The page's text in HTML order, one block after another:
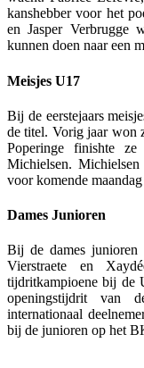
kanshebber voor het
en Jasper Verbrugge
kunnen doen naar een
Meisjes U17
Bij de eerstejaars
de titel. Vorig jaar won
Poperinge finishte
Michielsen.
voor komende
Dames Junioren
Bij de dames
Vierstraete en
tijdritkampioene bij de
openingstijdrit van
internationaal
bij de junioren op het